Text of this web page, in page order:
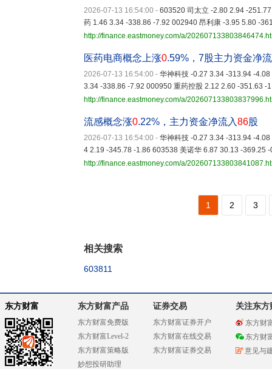
2026-07-13 16:54:00 - 603520 司太立 -2.80 2.94 -
药 1.46 3.34 -338.86 -7.92 002940 昂利康 -3.95 5.80 -
http://finance.eastmoney.com/a/
医药电商概念上涨0.59%，7股主力资金净
2026-07-13 16:54:00 - 华神科技 -0.27 3.34 -313.94 -
3.34 -338.86 -7.92 000950 重药控股 2.12 2.60 -351.63 -
http://finance.eastmoney.com/a/
流感概念涨0.22%，主力资金净流入86股
2026-07-13 16:54:00 - 华神科技 -0.27 3.34 -313.94 -
4 2.19 -345.78 -1.86 603538 美诺华 6.87 30.13 -369.25
http://finance.eastmoney.com/a/
1 2 3
相关搜索
603811
东方财富 东方财富产品
东方财富免费版
东方财富Level-2
东方财富策略版
妙想投研助理
证券交易
东方财富证券开户
东方财富在线交易
东方财富证券交易
关注东方
东方财
东方财
意见与